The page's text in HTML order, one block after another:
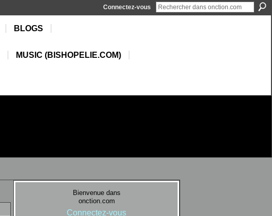
Connectez-vous
BLOGS
MUSIC (BISHOPELIE.COM)
Bienvenue dans
onction.com
Connectez-vous